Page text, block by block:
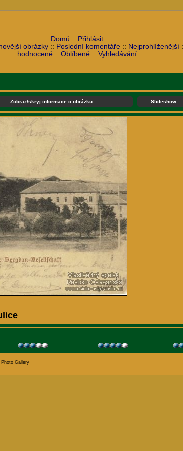
Domů :: Přihlásit
obrázky :: Poslední komentáře :: Nejprohlíženější
hodnocené :: Oblíbené :: Vyhledávání
Zobraz/skryj informace o obrázku Slideshow
Gallery